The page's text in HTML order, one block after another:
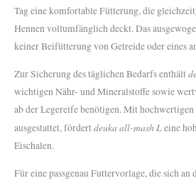
Tag eine komfortable Fütterung, die
Hennen vollumfänglich deckt. Das
keiner Beifütterung von Getreide oder eines
Zur Sicherung des täglichen Bedarfs enthält
wichtigen Nähr- und Mineralstoffe sowie
ab der Legereife benötigen. Mit
ausgestattet, fördertdeuka all-mash Leine
Eischalen.
Für eine passgenau Futtervorlage, die sich